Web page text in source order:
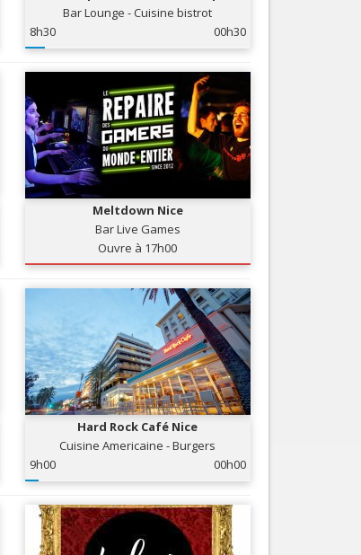
Services
Tourisme, ...
Nice Aéroport
Bar Lounge - Cuisine bistrot
8h30
00h30
Meltdown Nice
Bar Live Games
Ouvre à 17h00
Hard Rock Café Nice
Cuisine Americaine - Burgers
9h00
00h00